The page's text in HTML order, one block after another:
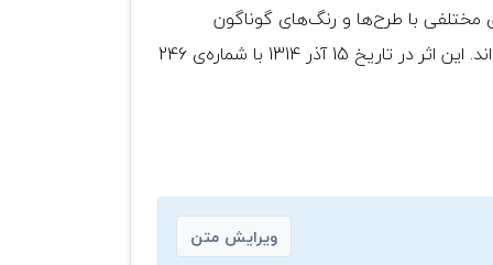
با طرح‌ها و رنگ‌های گوناگون
ساخته‌شده است. در بقعه‌ی امام‌زاده سید رکن‌الدین شاهد کتیبه‌های زیادی خواهیم بود که با طلاکاری پوشیده شده‌اند. این اثر در تاریخ 15 آذر 1314 با شماره‌ی 246
ویرایش متن